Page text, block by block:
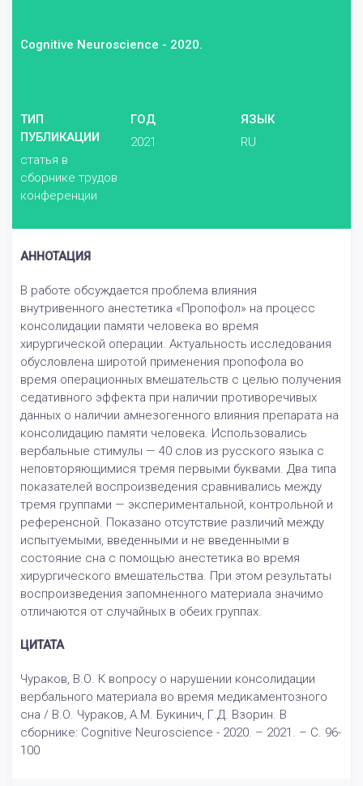
Cognitive Neuroscience - 2020.
ТИП
ПУБЛИКАЦИИ
статья в
сборнике трудов
конференции
ГОД
2021
ЯЗЫК
RU
АННОТАЦИЯ
В работе обсуждается проблема влияния
внутривенного анестетика «Пропофол» на процесс
консолидации памяти человека во время
хирургической операции. Актуальность исследования
обусловлена широтой применения пропофола во
время операционных вмешательств с целью получения
седативного эффекта при наличии противоречивых
данных о наличии амнезогенного влияния препарата на
консолидацию памяти человека. Использовались
вербальные стимулы — 40 слов из русского языка с
неповторяющимися тремя первыми буквами. Два типа
показателей воспроизведения сравнивались между
тремя группами — экспериментальной, контрольной и
референсной. Показано отсутствие различий между
испытуемыми, введенными и не введенными в
состояние сна с помощью анестетика во время
хирургического вмешательства. При этом результаты
воспроизведения запомненного материала значимо
отличаются от случайных в обеих группах.
ЦИТАТА
Чураков, В.О. К вопросу о нарушении консолидации
вербального материала во время медикаментозного
сна / В.О. Чураков, А.М. Букинич, Г.Д. Взорин. В
сборнике: Cognitive Neuroscience - 2020. – 2021. – С. 96-
100